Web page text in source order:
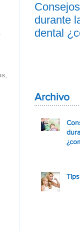
durante
dental
Archivo